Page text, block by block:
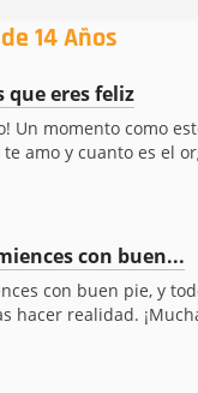
14 Años
eres feliz
Un momento como
amo y cuanto es el
con buen...
con buen pie, y
hacer realidad.